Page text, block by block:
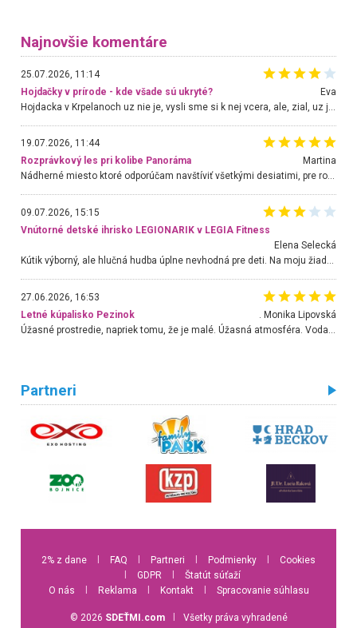
Najnovšie komentáre
25.07.2026, 11:14
Hojdačky v prírode - kde všade sú ukryté?
Eva
19.07.2026, 11:44
Rozprávkový les pri kolibe Panoráma
Martina
Nádherné miesto ktoré odporúčam navštíviť všetkými desiatimi, pre rodiny s deťmi, dôchodcom... Proste a jednoducho ozaj rozprávkový les.. určite ešte prídeme. Odniesli sme si na pamiatku krásne tričká,
09.07.2026, 15:15
Vnútorné detské ihrisko LEGIONARIK v LEGIA Fitness
Elena Selecká
Kútik výborný, ale hlučná hudba úplne nevhodná pre deti. Na moju žiadosť o aspoň sušenie nereagovali.
27.06.2026, 16:53
Letné kúpalisko Pezinok
. Monika Lipovská
Partneri
2% z dane FAQ Partneri Podmienky
Cookies
GDPR
Štatút súťaží
O nás
Reklama Kontakt Spracovanie súhlasu
© 2026 SDEŤMI.com
Všetky práva vyhradené